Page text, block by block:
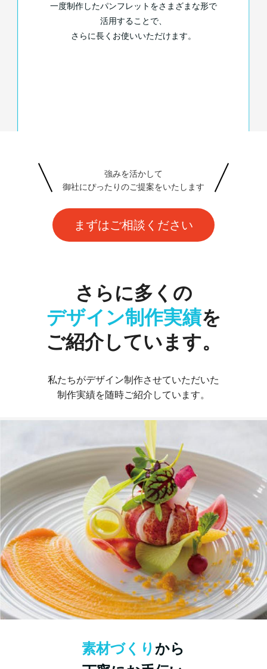
一度制作したパンフレットをさまざまな形で
活用することで、
さらに長くお使いいただけます。
強みを活かして
御社にぴったりのご提案をいたします
まずはご相談ください
さらに多くの
デザイン制作実績を
ご紹介しています。
私たちがデザイン制作させていただいた
制作実績を随時ご紹介しています。
素材づくり から